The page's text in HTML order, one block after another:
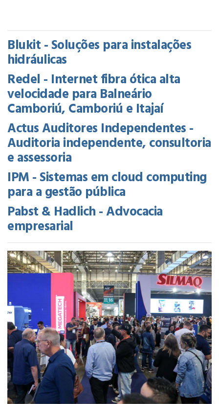
Blukit - Soluções para instalações
hidráulicas
Redel - Internet fibra ótica alta
velocidade para Balneário
Camboriú, Camboriú e Itajaí
Actus Auditores Independentes -
Auditoria independente, consultoria
e assessoria
IPM - Sistemas em cloud computing
para a gestão pública
Pabst & Hadlich - Advocacia
empresarial